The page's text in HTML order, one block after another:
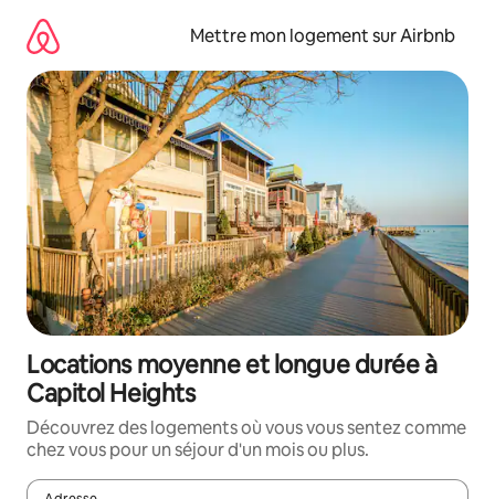
directement
contenu
Mettre mon logement sur Airbnb
Locations moyenne et longue durée à
Capitol Heights
Découvrez des logements où vous vous sentez comme
chez vous pour un séjour d'un mois ou plus.